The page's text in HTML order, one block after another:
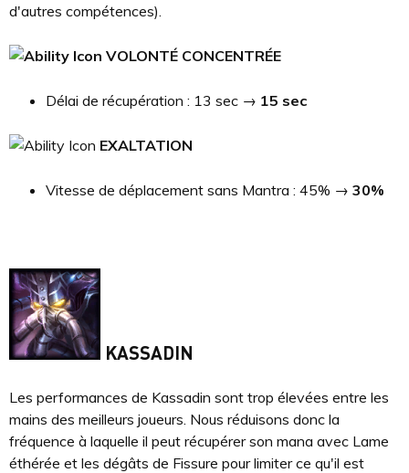
d'autres compétences).
VOLONTÉ CONCENTRÉE
Délai de récupération : 13 sec → 15 sec
EXALTATION
Vitesse de déplacement sans Mantra : 45% → 30%
KASSADIN
Les performances de Kassadin sont trop élevées entre les
mains des meilleurs joueurs. Nous réduisons donc la
fréquence à laquelle il peut récupérer son mana avec Lame
éthérée et les dégâts de Fissure pour limiter ce qu'il est